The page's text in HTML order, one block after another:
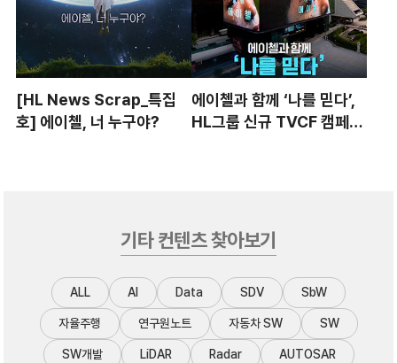
[HL News Scrap_특집
호] 에이첼, 너 누구야?
에이첼과 함께 ‘나를 믿다’,
HL그룹 신규 TVCF 캠페인
기타 컨텐츠 찾아보기
ALL AI Data SDV SbW
자율주행 연구원노트 자동차 SW SW
SW개발 LiDAR Radar AUTOSAR